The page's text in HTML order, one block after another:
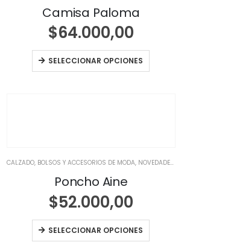
Camisa Paloma
$64.000,00
SELECCIONAR OPCIONES
CALZADO, BOLSOS Y ACCESORIOS DE MODA, NOVEDADES
Poncho Aine
$52.000,00
SELECCIONAR OPCIONES